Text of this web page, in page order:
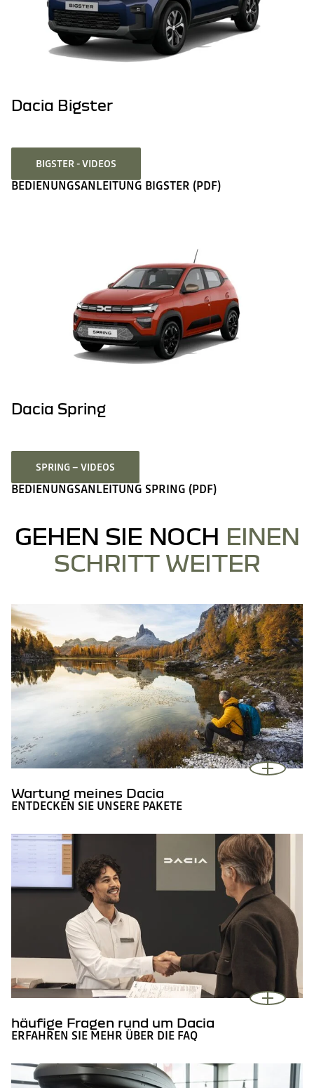
Dacia Bigster
BIGSTER - VIDEOS
BEDIENUNGSANLEITUNG BIGSTER (PDF)
Dacia Spring
SPRING – VIDEOS
BEDIENUNGSANLEITUNG SPRING (PDF)
GEHEN SIE NOCH EINEN
SCHRITT WEITER
Wartung meines Dacia
ENTDECKEN SIE UNSERE PAKETE
häufige Fragen rund um Dacia
ERFAHREN SIE MEHR ÜBER DIE FAQ